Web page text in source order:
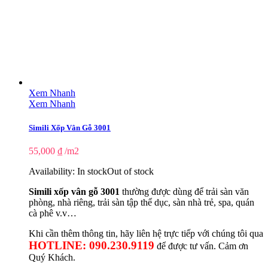
Xem Nhanh
Xem Nhanh
Simili Xốp Vân Gỗ 3001
55,000 ₫ /m2
Availability: In stockOut of stock
Simili xốp vân gỗ 3001 thường được dùng để trải sàn văn
phòng, nhà riêng, trải sàn tập thể dục, sàn nhà trẻ, spa, quán
cà phê v.v…
Khi cần thêm thông tin, hãy liên hệ trực tiếp với chúng tôi qua
HOTLINE: 090.230.9119 để được tư vấn. Cảm ơn
Quý Khách.